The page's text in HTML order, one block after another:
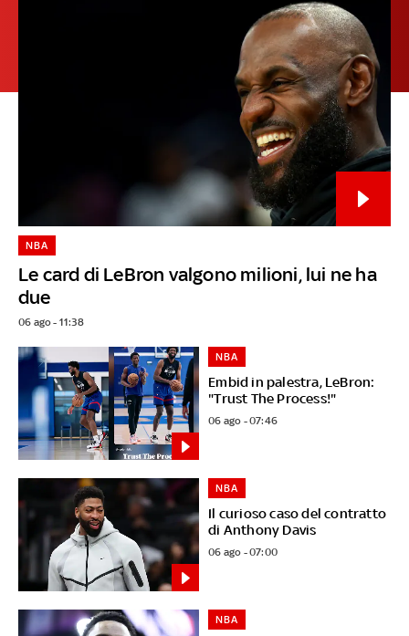
Le card di LeBron valgono milioni, lui ne ha
due
NBA
06 ago - 11:38
Embid in palestra, LeBron:
"Trust The Process!"
NBA
06 ago - 07:46
Il curioso caso del contratto
di Anthony Davis
NBA
06 ago - 07:00
NBA